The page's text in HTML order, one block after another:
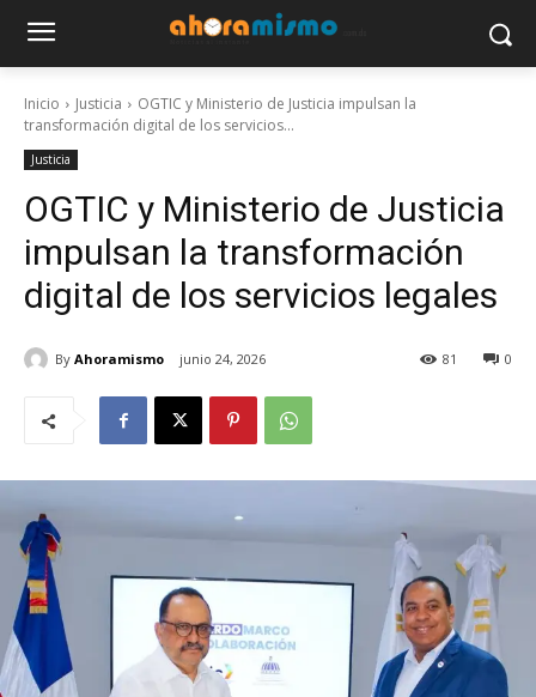
Inicio Justicia
OGTIC y Ministerio de Justicia impulsan la
transformación digital de los servicios...
Justicia
OGTIC y Ministerio de Justicia
impulsan la transformación
digital de los servicios legales
By Ahoramismo junio 24, 2026 0
81